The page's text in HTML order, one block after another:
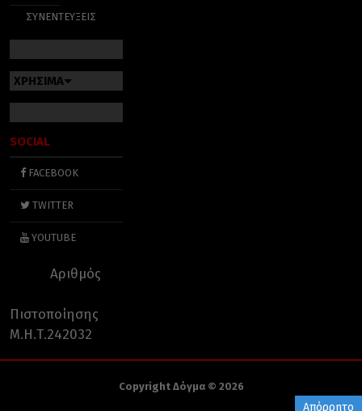
ΣΥΝΕΝΤΕΥΞΕΙΣ
ΧΡΗΣΙΜΑ
SOCIAL
FACEBOOK
TWITTER
YOUTUBE
Αριθμός
Πιστοποίησης
Μ.Η.Τ.242032
Copyright Δόγμα © 2026
Απόρρητο